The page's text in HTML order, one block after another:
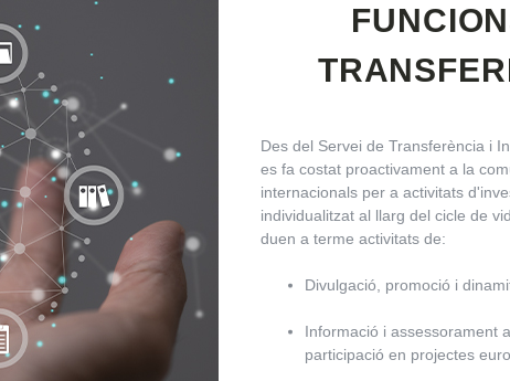
Des del Servei de Transferència i
es fa costat proactivament a la
internacionals per a activitats
individualitzat al llarg del cicle de
duen a terme activitats de:
Divulgació, promoció i
Informació i assessorament
participació en projectes